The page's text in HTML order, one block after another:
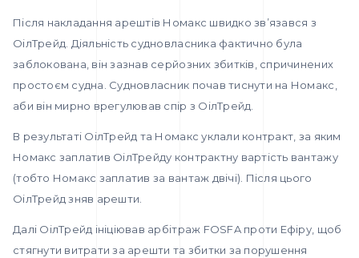
Після накладання арештів Номакс швидко зв’язався з
ОілТрейд. Діяльність судновласника фактично була
заблокована, він зазнав серйозних збитків, спричинених
простоєм судна. Судновласник почав тиснути на Номакс,
аби він мирно врегулював спір з ОілТрейд.
В результаті ОілТрейд та Номакс уклали контракт, за яким
Номакс заплатив ОілТрейду контрактну вартість вантажу
(тобто Номакс заплатив за вантаж двічі). Після цього
ОілТрейд зняв арешти.
Далі ОілТрейд ініціював арбітраж FOSFA проти Ефіру, щоб
стягнути витрати за арешти та збитки за порушення